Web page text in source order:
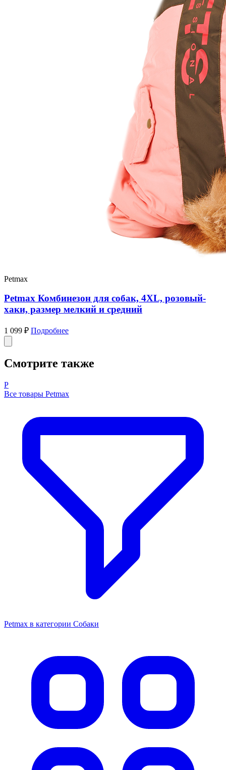
Petmax
Petmax Комбинезон для собак, 4XL, розовый-
хаки, размер мелкий и средний
1 099 ₽ Подробнее
Смотрите также
P
Все товары Petmax
Petmax в категории Собаки